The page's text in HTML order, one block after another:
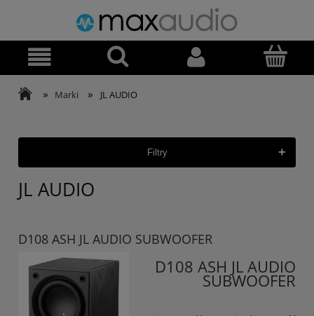
» Marki » JL AUDIO
Filtry +
JL AUDIO
D108 ASH JL AUDIO SUBWOOFER
D108 ASH JL AUDIO
SUBWOOFER